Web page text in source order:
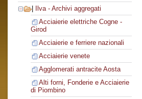
Ilva - Archivi aggregati
Acciaierie elettriche Cogne -
Girod
Acciaierie e ferriere nazionali
Acciaierie venete
Agglomerati antracite Aosta
Alti forni, Fonderie e Acciaierie
di Piombino